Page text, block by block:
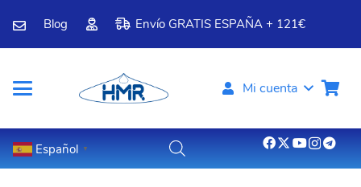
Blog Envío GRATIS ESPAÑA + 121€
Mi cuenta
Español ▼